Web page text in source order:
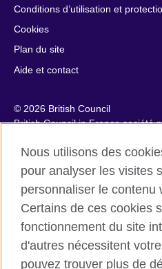
Conditions d’utilisation et
Cookies
Plan du site
Aide et contact
© 2026 British Council
British Council in France société
internationale britannique dédiée
et des relations culturelles.
actions simplifiée unipersonnelle
France avec le numéro RCS
9/11 rue de Constantine, 75007
est une association caritative
209131 (Angleterre et Pays de
Adresse : 1 Redman Place,
Nous utilisons des
pour analyser les visites
personnaliser le contenu
Certains de ces cookies
fonctionnement du site
d'autres nécessitent
pouvez trouver plus de